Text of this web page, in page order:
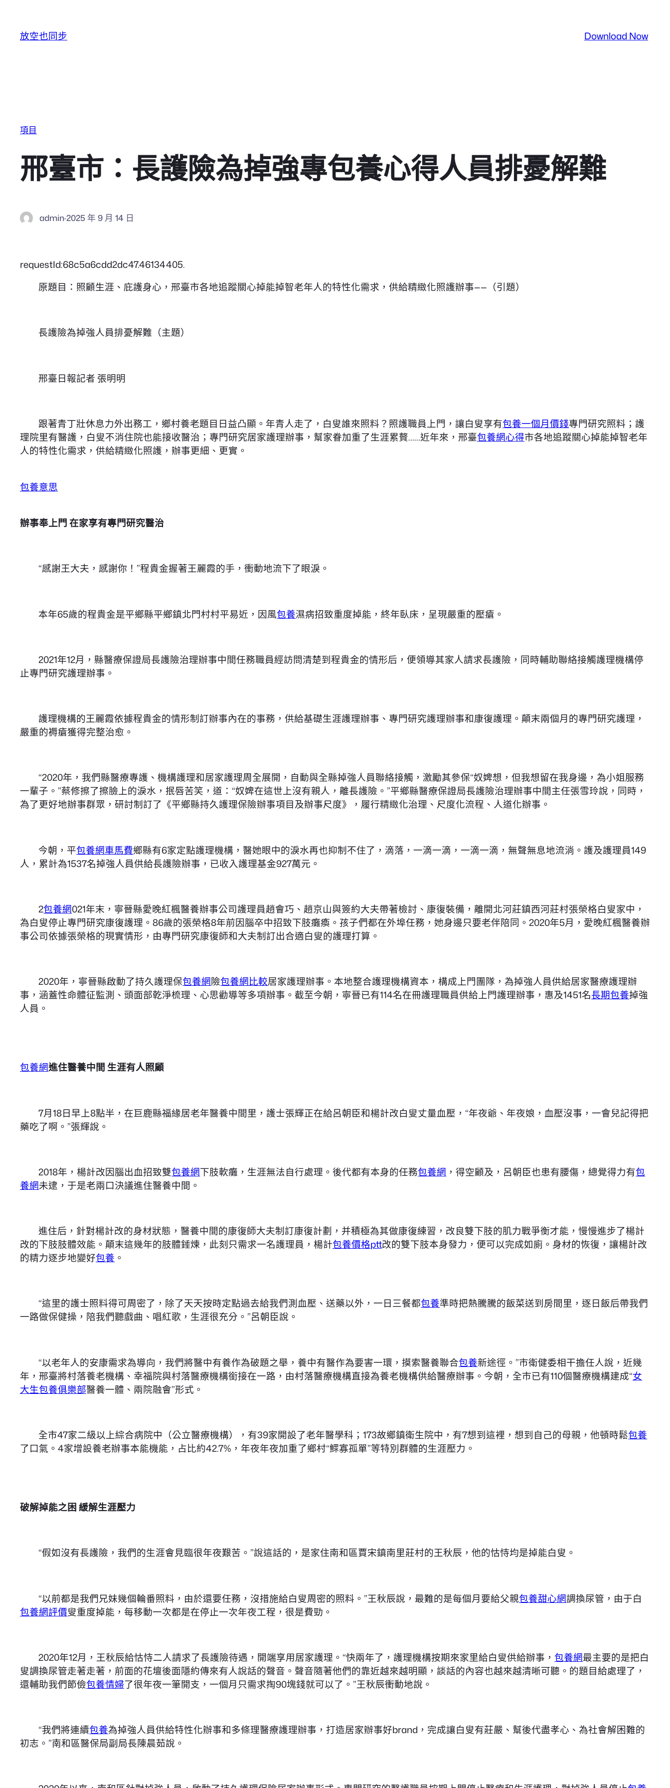
放空也同步 Download Now
項目
邢臺市：長護險為掉強專包養心得人員排憂解難
admin·2025 年 9 月 14 日
requestId:68c5a6cdd2dc47.46134405.
原題目：照顧生涯、庇護身心， 邢臺市各地追蹤關心掉能掉智老年人的特性化需求，供給精緻化照護辦事——（引題）
長護險為掉強人員排憂解難（主題）
邢臺日報記者 張明明
跟著青丁壯休息力外出務工，鄉村養老題目日益凸顯。年青人走了，白叟誰來照料？照護職員上門，讓白叟享有包養一個月價錢專門研究照料；護
理院里有醫護，白叟不消住院也能接收醫治；專門研究居家護理辦事，幫家眷加重了生涯累贅……近年來， 邢臺包養網心得市各地追蹤關心掉能掉智老年
人的特性化需求，供給精緻化照護，辦事更細、更實。
包養意思
辦事奉上門 在家享有專門研究醫治
“感謝王大夫，感謝你！”程貴金握著王麗霞的手，衝動地流下了眼淚。
本年65歲的程貴金是平鄉縣平鄉鎮北門村村平易近，因風包養濕病招致重度掉能，終年臥床，呈現嚴重的壓瘡。
2021年12月，縣醫療保證局長護險治理辦事中間任務職員經訪問清楚到程貴金的情形后，便領導其家人請求長護險，同時輔助聯絡接觸護理機構停
止專門研究護理辦事。
護理機構的王麗霞依據程貴金的情形制訂辦事內在的事務，供給基礎生涯護理辦事、專門研究護理辦事和康復護理。顛末兩個月的專門研究護理，
嚴重的褥瘡獲得完整治愈。
“2020年，我們縣醫療專護、機構護理和居家護理周全展開，自動與全縣掉強人員聯絡接觸，激勵其參保“奴婢想，但我想留在我身邊，為小姐服務
一輩子。”蔡修擦了擦臉上的淚水，抿唇苦笑，道：“奴婢在這世上沒有親人，離長護險。”平鄉縣醫療保證局長護險治理辦事中間主任張雪玲說，同時，
為了更好地辦事群眾，研討制訂了《平鄉縣持久護理保險辦事項目及辦事尺度》，履行精緻化治理、尺度化流程、人道化辦事。
今朝，平包養網車馬費鄉縣有6家定點護理機構，醫她眼中的淚水再也抑制不住了，滴落，一滴一滴，一滴一滴，無聲無息地流淌。護及護理員149
人，累計為1537名掉強人員供給長護險辦事，已收入護理基金927萬元。
2包養網021年末，寧晉縣愛晚紅楓醫養辦事公司護理員趙會巧、趙京山與簽約大夫帶著檢討、康復裝備，離開北河莊鎮西河莊村張榮格白叟家中，
為白叟停止專門研究康復護理。86歲的張榮格8年前因腦卒中招致下肢癱瘓。孩子們都在外埠任務，她身邊只要老伴陪同。2020年5月，愛晚紅楓醫養辦
事公司依據張榮格的現實情形，由專門研究康復師和大夫制訂出合適白叟的護理打算。
2020年，寧晉縣啟動了持久護理保包養網險包養網比較居家護理辦事。本地整合護理機構資本，構成上門團隊，為掉強人員供給居家醫療護理辦
事，涵蓋性命體征監測、頭面部乾淨梳理、心思勸導等多項辦事。截至今朝，寧晉已有114名在冊護理職員供給上門護理辦事，惠及1451名長期包養掉強
人員。
包養網進住醫養中間 生涯有人照顧
7月18日早上8點半，在巨鹿縣福緣居老年醫養中間里，護士張輝正在給呂朝臣和楊計改白叟丈量血壓，“年夜爺、年夜娘，血壓沒事，一會兒記得把
藥吃了啊。”張輝說。
2018年，楊計改因腦出血招致雙包養網下肢軟癱，生涯無法自行處理。後代都有本身的任務包養網 ，得空顧及，呂朝臣也患有腰傷，總覺得力有包
養網未逮，于是老兩口決議進住醫養中間。
進住后，針對楊計改的身材狀態，醫養中間的康復師大夫制訂康復計劃，并積極為其做康復練習，改良雙下肢的肌力戰爭衡才能，慢慢進步了楊計
改的下肢肢體效能。顛末這幾年的肢體錘煉，此刻只需求一名護理員，楊計包養價格ptt改的雙下肢本身發力，便可以完成如廁。身材的恢復，讓楊計改
的精力逐步地變好包養 。
“這里的護士照料得可周密了，除了天天按時定點過去給我們測血壓、送藥以外，一日三餐都包養準時把熱騰騰的飯菜送到房間里，逐日飯后帶我們
一路做保健操，陪我們聽戲曲、唱紅歌，生涯很充分。”呂朝臣說。
“以老年人的安康需求為導向，我們將醫中有養作為破題之舉，養中有醫作為要害一環，摸索醫養聯合包養新途徑。”市衛健委相干擔任人說，近幾
年，邢臺將村落養老機構、幸福院與村落醫療機構銜接在一路，由村落醫療機構直接為養老機構供給醫療辦事。今朝，全市已有110個醫療機構建成“女
大生包養俱樂部醫養一體、兩院融會”形式。
全市47家二級以上綜合病院中（公立醫療機構），有39家開設了老年醫學科；173故鄉鎮衛生院中，有7想到這裡，想到自己的母親，他頓時鬆包養
了口氣。4家增設養老辦事本能機能，占比約42.7%，年夜年夜加重了鄉村“鰥寡孤單”等特別群體的生涯壓力。
破解掉能之困 緩解生涯壓力
“假如沒有長護險，我們的生涯會見臨很年夜艱苦。”說這話的，是家住南和區賈宋鎮南里莊村的王秋辰，他的怙恃均是掉能白叟。
“以前都是我們兄妹幾個輪番照料，由於還要任務，沒措施給白叟周密的照料。”王秋辰說，最難的是每個月要給父親包養甜心網調換尿管，由于白
包養網評價叟重度掉能，每移動一次都是在停止一次年夜工程，很是費勁。
2020年12月，王秋辰給怙恃二人請求了長護險待遇，開端享用居家護理。“快兩年了，護理機構按期來家里給白叟供給辦事，包養網最主要的是把白
叟調換尿管走著走著，前面的花壇後面隱約傳來有人說話的聲音。聲音隨著他們的靠近越來越明顯，談話的內容也越來越清晰可聽。的題目給處理了，
還輔助我們節儉包養情婦了很年夜一筆開支，一個月只需求掏90塊錢就可以了。”王秋辰衝動地說。
“我們將連續包養為掉強人員供給特性化辦事和多條理醫療護理辦事，打造居家辦事好brand，完成讓白叟有莊嚴、幫後代盡孝心、為社會解困難的
初志。”南和區醫保局副局長陳晨茹說。